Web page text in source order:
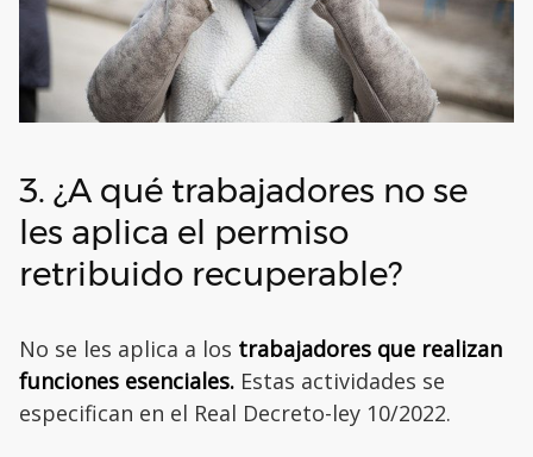
3. ¿A qué trabajadores no se
les aplica el permiso
retribuido recuperable?
No se les aplica a los trabajadores que realizan
funciones esenciales. Estas actividades se
especifican en el Real Decreto-ley 10/2022.